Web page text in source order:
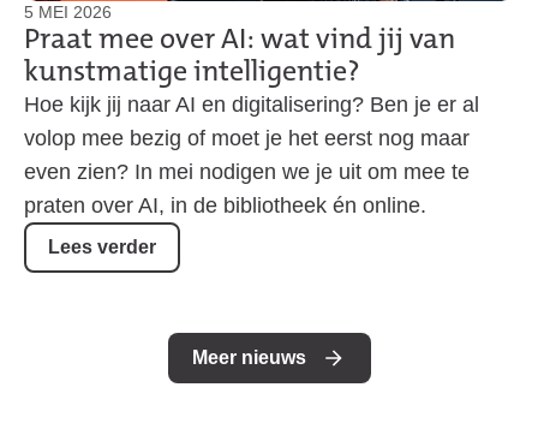
Lees verder
5 MEI 2026
Praat mee over AI: wat vind jij van
kunstmatige intelligentie?
Hoe kijk jij naar AI en digitalisering? Ben je er al
volop mee bezig of moet je het eerst nog maar
even zien? In mei nodigen we je uit om mee te
praten over AI, in de bibliotheek én online.
Meer nieuws